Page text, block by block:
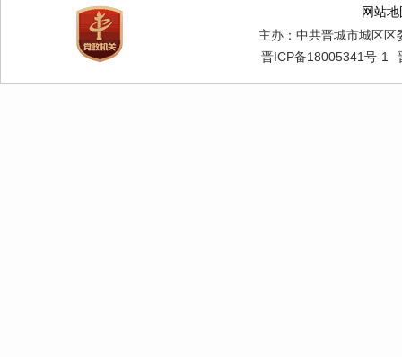
网站地
主办：中共晋城市城区
晋ICP备18005341号-1